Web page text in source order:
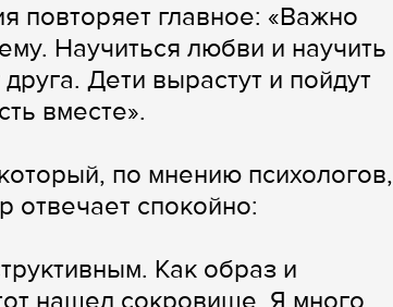
повторяет главное: «Важно
Научиться любви и научить
Дети вырастут и пойдут
вместе».
по мнению психологов,
отвечает спокойно:
Как образ и